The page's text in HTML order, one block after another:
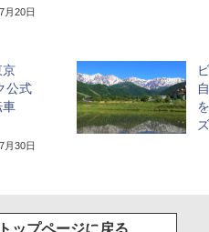
月20日
京
公式
車
月30日